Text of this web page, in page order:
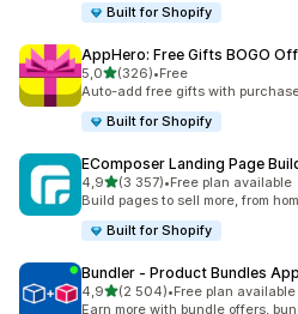
Built for Shopify
AppHero: Free Gifts BOGO
5,0z 5 hvězd
(326)
Celkový počet recenzí: 326
•Free
Auto-add free gifts with
Built for Shopify
EComposer Landing Page
4,9z 5 hvězd
(3 357)
Celkový počet recenzí: 3357
•Free plan available
Build pages to sell more, from
Built for Shopify
Bundler ‑ Product Bundles App
4,9z 5 hvězd
(2 504)
Celkový počet recenzí: 2504
•Free plan available
Earn more with bundle offers,